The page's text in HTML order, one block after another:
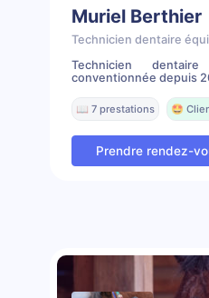
Muriel Berthier
Technicien dentaire
Technicien
conventionnée depuis
📖 7 prestations 🤩
Prendre rendez-